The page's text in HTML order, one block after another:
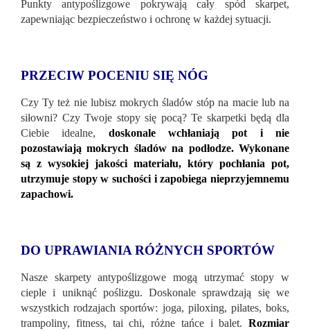
Punkty antypoślizgowe pokrywają cały spód skarpet,
zapewniając bezpieczeństwo i ochronę w każdej sytuacji.
PRZECIW POCENIU SIĘ NÓG
Czy Ty też nie lubisz mokrych śladów stóp na macie lub na
siłowni? Czy Twoje stopy się pocą? Te skarpetki będą dla
Ciebie idealne, doskonale wchłaniają pot i nie
pozostawiają mokrych śladów na podłodze. Wykonane
są z wysokiej jakości materiału, który pochłania pot,
utrzymuje stopy w suchości i zapobiega nieprzyjemnemu
zapachowi.
DO UPRAWIANIA RÓŻNYCH SPORTÓW
Nasze skarpety antypoślizgowe mogą utrzymać stopy w
cieple i uniknąć poślizgu. Doskonale sprawdzają się we
wszystkich rodzajach sportów: joga, piloxing, pilates, boks,
trampoliny, fitness, tai chi, różne tańce i balet. Rozmiar